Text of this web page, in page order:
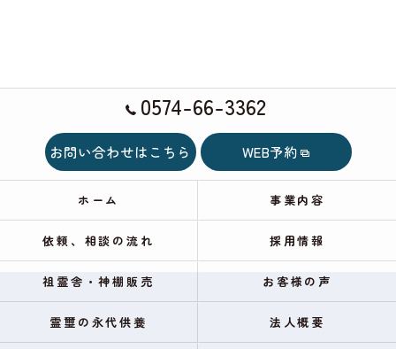
0574-66-3362
お問い合わせはこちら WEB予約
ホーム 事業内容
依頼、相談の流れ 採用情報
祖霊舎・神棚販売 お客様の声
霊璽の永代供養 法人概要